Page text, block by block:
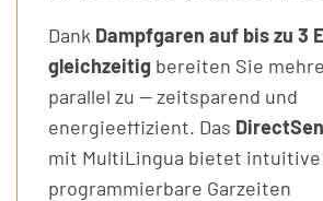
Dank Dampfgaren auf bis zu 3
gleichzeitig bereiten Sie
parallel zu — zeitsparend und
energieeffizient. Das
mit MultiLingua bietet intuitive
programmierbare Garzeiten